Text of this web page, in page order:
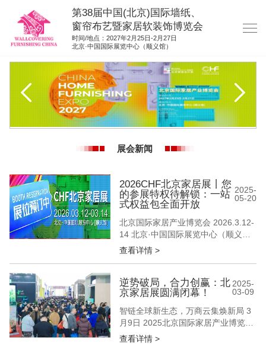
第38届中国(北京)国际墙纸、
窗帘布艺暨家居软装饰博览会
时间/地点：2027年2月25日-2月27日
北京·中国国际展览中心（顺义馆）
展商服务
展位申请
集团展会
参展联络
展会新闻
2026CHF北京家居展丨您
的参展特权待解锁：一站
式权益包全面开放
2025-
05-20
北京国际家居产业博览会 2026.3.12-
14 北京·中国国际展览中心（顺义
馆） 当行业深陷“智能参数内卷”“概念
15万+专业采购商现场对接 数十场商
贸对接会精准匹配 在这个数据至上的
时代 我们始终坚信 真正的商业价值
始于...
查看详情 >
逆势破局，合力创赢：北
京家居展圆满闭幕！
2025-
03-09
智链全球新生态，万商云集焕新局 3
月9日 2025北京国际家居产业博览会
圆满闭幕 从整装革命到智居生态 从
查看详情 >